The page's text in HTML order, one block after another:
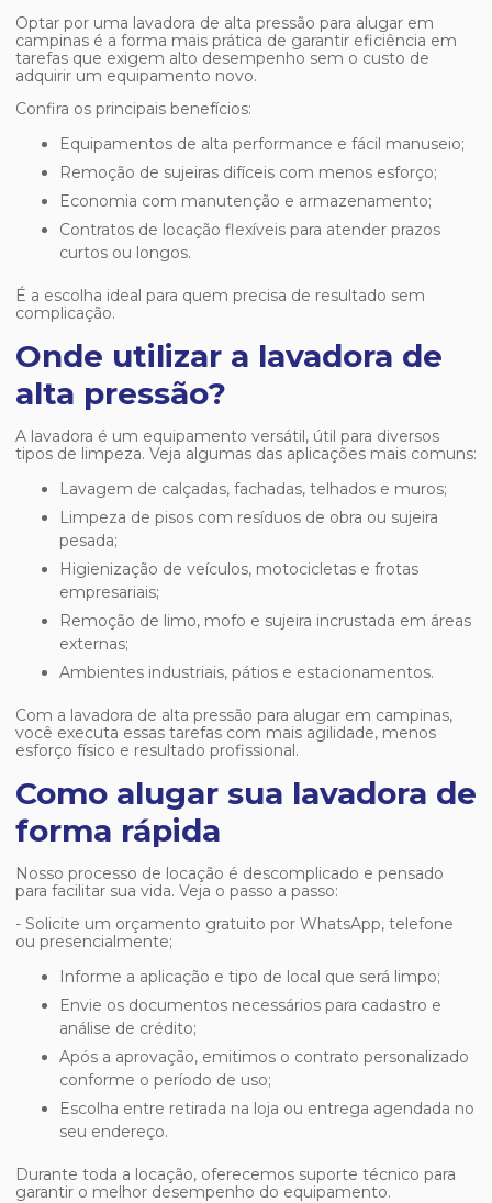
Optar por uma lavadora de alta pressão para alugar em
campinas é a forma mais prática de garantir eficiência em
tarefas que exigem alto desempenho sem o custo de
adquirir um equipamento novo.
Confira os principais benefícios:
Equipamentos de alta performance e fácil manuseio;
Remoção de sujeiras difíceis com menos esforço;
Economia com manutenção e armazenamento;
Contratos de locação flexíveis para atender prazos
curtos ou longos.
É a escolha ideal para quem precisa de resultado sem
complicação.
Onde utilizar a lavadora de
alta pressão?
A lavadora é um equipamento versátil, útil para diversos
tipos de limpeza. Veja algumas das aplicações mais comuns:
Lavagem de calçadas, fachadas, telhados e muros;
Limpeza de pisos com resíduos de obra ou sujeira
pesada;
Higienização de veículos, motocicletas e frotas
empresariais;
Remoção de limo, mofo e sujeira incrustada em áreas
externas;
Ambientes industriais, pátios e estacionamentos.
Com a lavadora de alta pressão para alugar em campinas,
você executa essas tarefas com mais agilidade, menos
esforço físico e resultado profissional.
Como alugar sua lavadora de
forma rápida
Nosso processo de locação é descomplicado e pensado
para facilitar sua vida. Veja o passo a passo:
- Solicite um orçamento gratuito por WhatsApp, telefone
ou presencialmente;
Informe a aplicação e tipo de local que será limpo;
Envie os documentos necessários para cadastro e
análise de crédito;
Após a aprovação, emitimos o contrato personalizado
conforme o período de uso;
Escolha entre retirada na loja ou entrega agendada no
seu endereço.
Durante toda a locação, oferecemos suporte técnico para
garantir o melhor desempenho do equipamento.